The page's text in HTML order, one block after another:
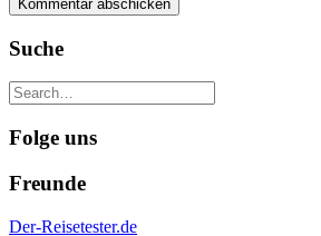
Suche
Folge uns
Freunde
Der-Reisetester.de